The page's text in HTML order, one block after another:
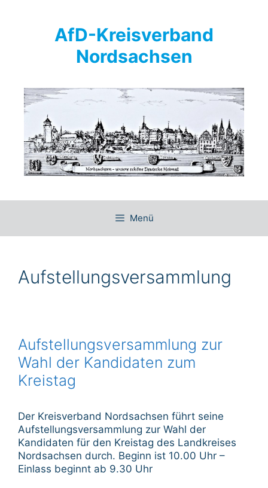
AfD-Kreisverband
Nordsachsen
Menü
Aufstellungsversammlung
Aufstellungsversammlung zur
Wahl der Kandidaten zum
Kreistag
Der Kreisverband Nordsachsen führt seine
Aufstellungsversammlung zur Wahl der
Kandidaten für den Kreistag des Landkreises
Nordsachsen durch. Beginn ist 10.00 Uhr –
Einlass beginnt ab 9.30 Uhr